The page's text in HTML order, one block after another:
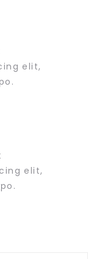
elit,
elit,